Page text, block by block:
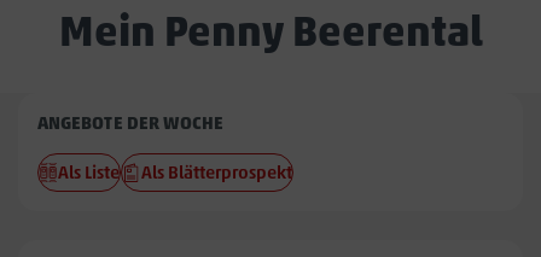
Mein Penny Beerental
Penny
Beerental
ANGEBOTE DER WOCHE
Als Liste Als Blätterprospekt